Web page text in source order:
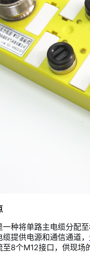
一种将单路主电缆分配
提供电源和通信通道，
至8个M12接口，供现场